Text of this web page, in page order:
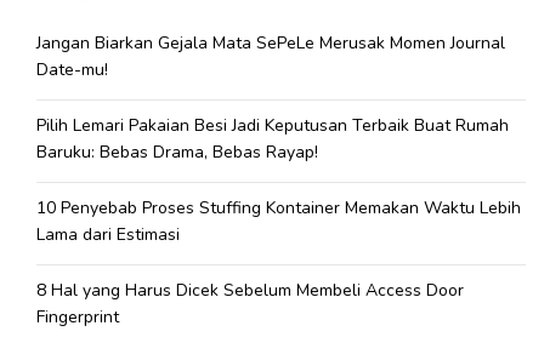
Jangan Biarkan Gejala Mata SePeLe Merusak Momen Journal
Date-mu!
Pilih Lemari Pakaian Besi Jadi Keputusan Terbaik Buat Rumah
Baruku: Bebas Drama, Bebas Rayap!
10 Penyebab Proses Stuffing Kontainer Memakan Waktu Lebih
Lama dari Estimasi
8 Hal yang Harus Dicek Sebelum Membeli Access Door
Fingerprint